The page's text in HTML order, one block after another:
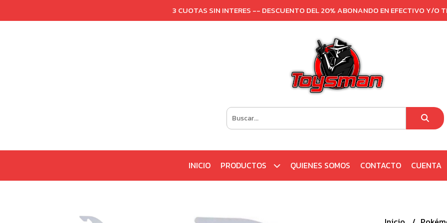
3 CUOTAS SIN INTERES -- DESCUENTO DEL 20% ABONANDO EN EFECTIVO Y/O
INICIO PRODUCTOS QUIENES SOMOS CONTACTO CUENTA